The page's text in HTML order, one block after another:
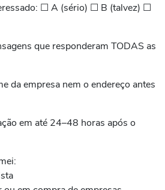
☐ A (sério) ☐ B (talvez) ☐
que responderam TODAS as
da empresa nem o endereço antes
em até 24–48 horas após o